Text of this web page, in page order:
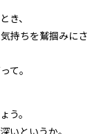
き、
持ちを鷲掴みにさ
て。
う。